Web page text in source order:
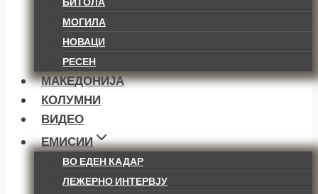
МОГИЛА
НОВАЦИ
РЕСЕН
МАКЕДОНИЈА
КОЛУМНИ
ВИДЕО
ЕМИСИИ
ВО ЕДЕН КАДАР
ЛЕЖЕРНО ИНТЕРВЈУ